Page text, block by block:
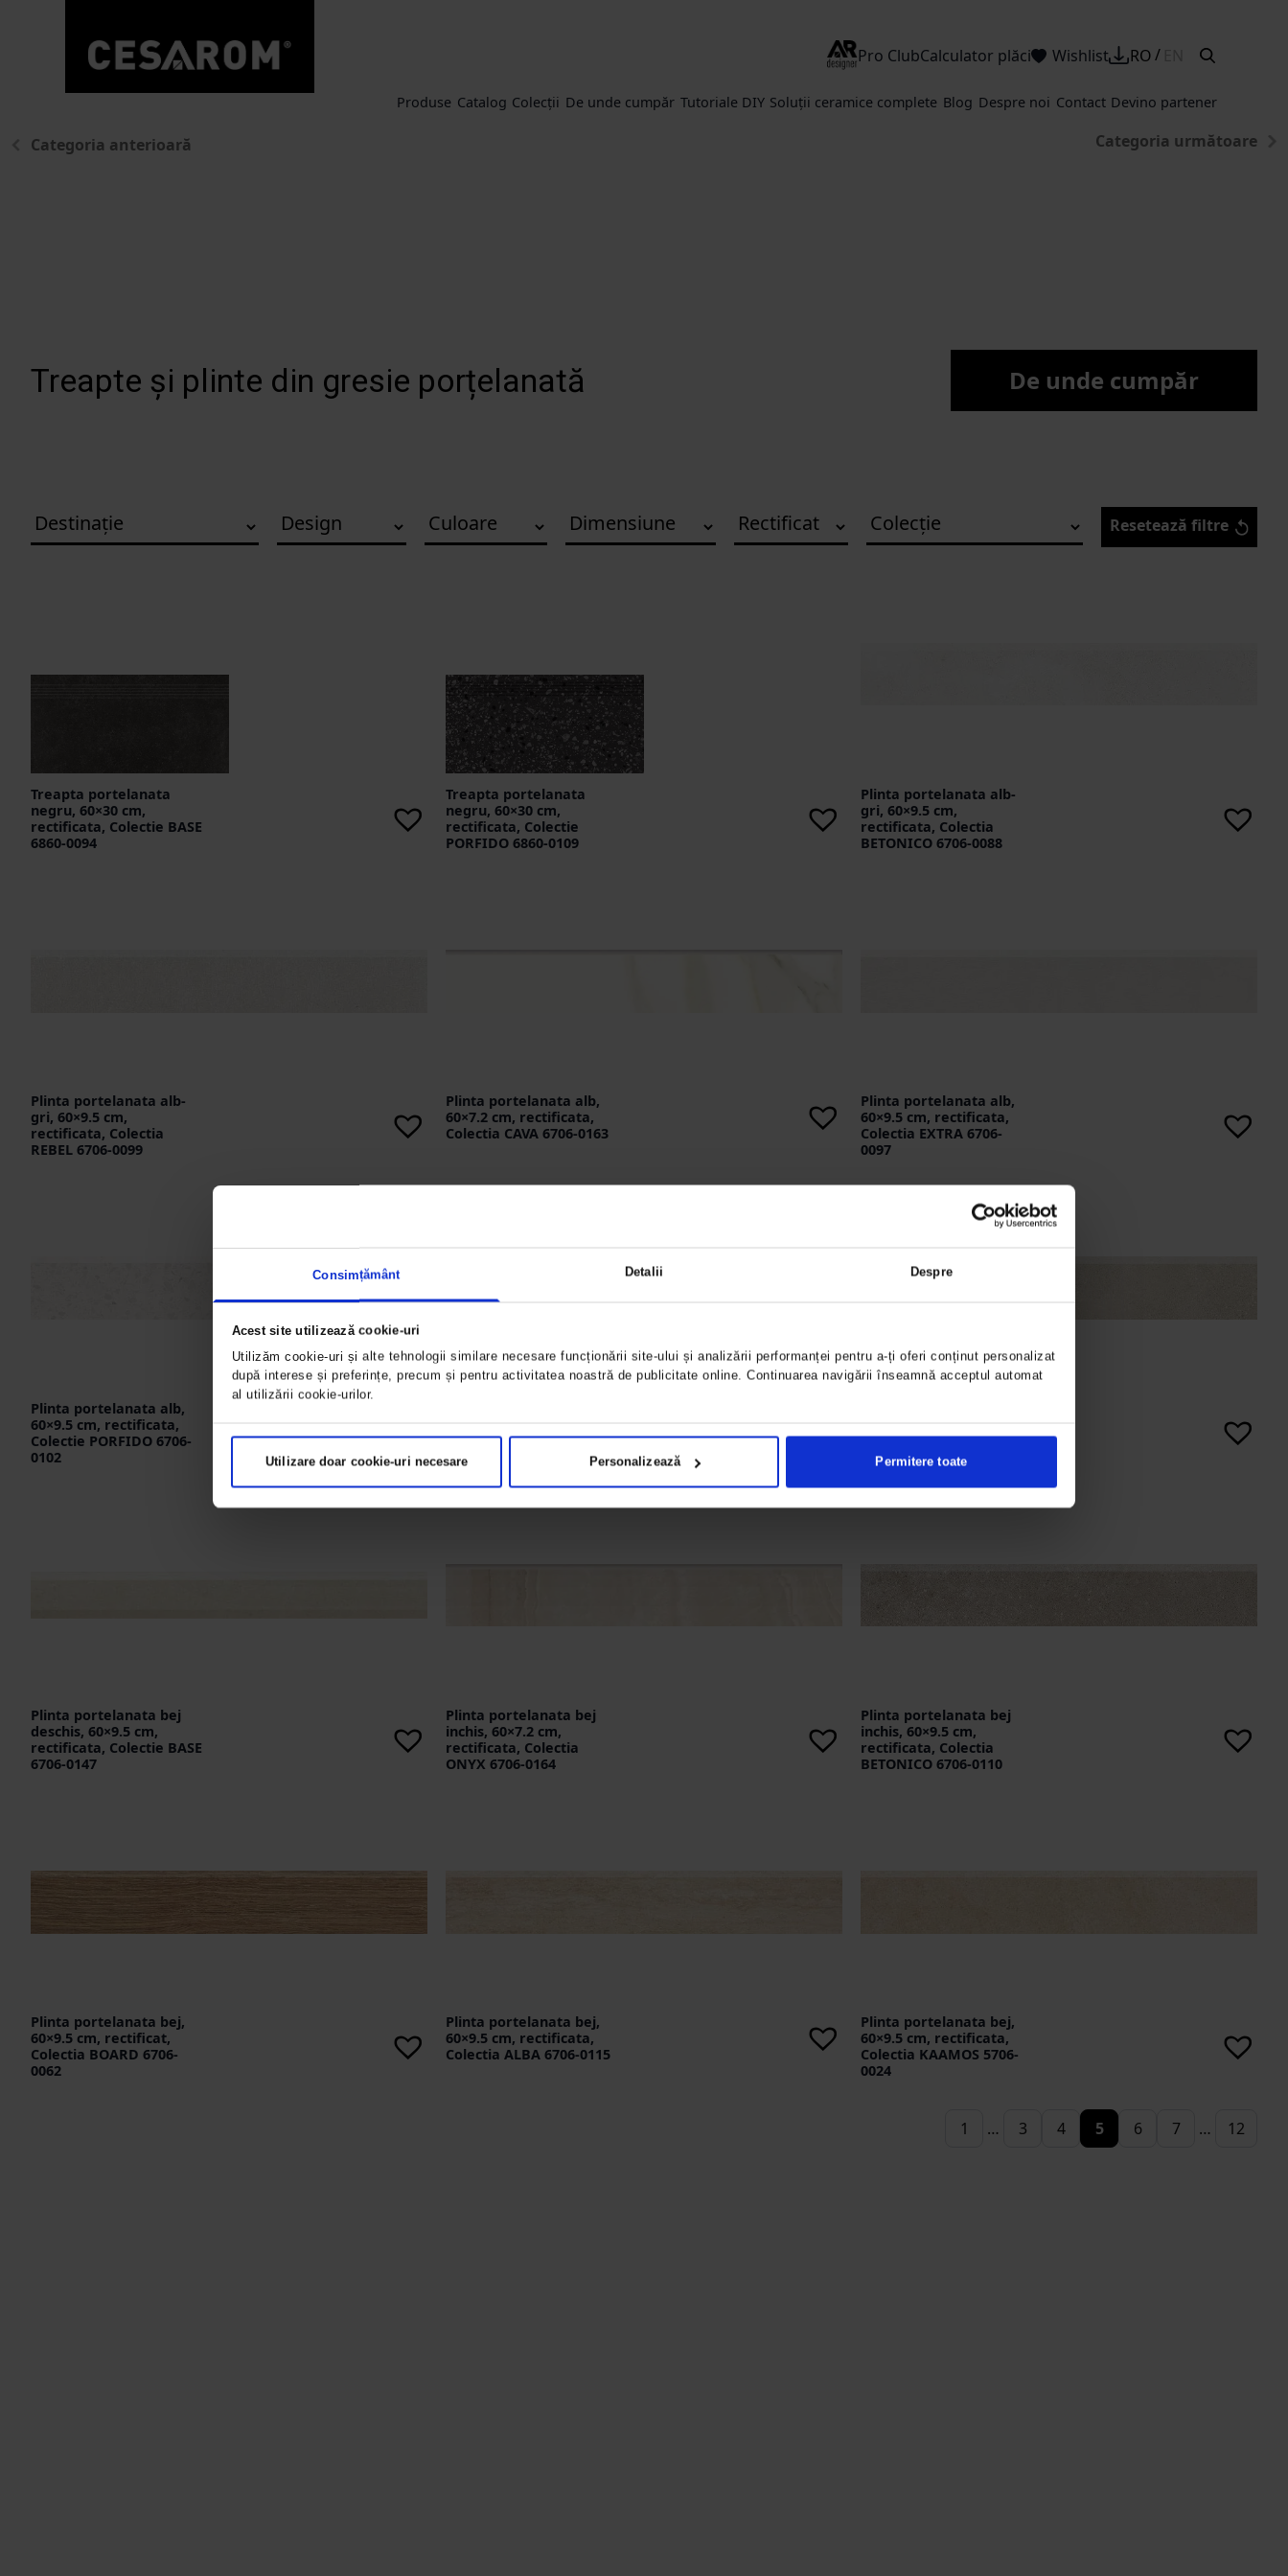
Consimțământ Detalii Despre
Acest site utilizează cookie-uri
Utilizăm cookie-uri și alte tehnologii similare necesare funcționării site-ului și analizării performanței pentru a-ți oferi conținut personalizat
după interese și preferințe, precum și pentru activitatea noastră de publicitate online. Continuarea navigării înseamnă acceptul automat
al utilizării cookie-urilor.
Utilizare doar cookie-uri necesare Personalizează Permitere toate
Pro ClubCalculator plăci Wishlist RO
Produse Catalog Colecții De unde cumpăr Tutoriale DIY Soluții ceramice complete Blog Despre noi Contact Devino partener
Categoria anterioară Categoria următoare
Treapte și plinte din gresie porțelanată De unde cumpăr
Resetează filtre
Treapta portelanata
negru, 60×30 cm,
rectificata, Colectie BASE
6860-0094
Treapta portelanata
negru, 60×30 cm,
rectificata, Colectie
PORFIDO 6860-0109
Plinta portelanata alb-
gri, 60×9.5 cm,
rectificata, Colectia
BETONICO 6706-0088
Plinta portelanata alb-
gri, 60×9.5 cm,
rectificata, Colectia
REBEL 6706-0099
Plinta portelanata alb,
60×7.2 cm, rectificata,
Colectia CAVA 6706-0163
Plinta portelanata alb,
60×9.5 cm, rectificata,
Colectia EXTRA 6706-
0097
Plinta portelanata alb,
60×9.5 cm, rectificata,
Colectie PORFIDO 6706-
0102
rectificat, Colectia
BOARD 6706-0092
rectificata, Colectia
BETONICO 6706-0071
Plinta portelanata bej
deschis, 60×9.5 cm,
rectificata, Colectie BASE
6706-0147
Plinta portelanata bej
inchis, 60×7.2 cm,
rectificata, Colectia
ONYX 6706-0164
Plinta portelanata bej
inchis, 60×9.5 cm,
rectificata, Colectia
BETONICO 6706-0110
Plinta portelanata bej,
60×9.5 cm, rectificat,
Colectia BOARD 6706-
0062
Plinta portelanata bej,
60×9.5 cm, rectificata,
Colectia ALBA 6706-0115
Plinta portelanata bej,
60×9.5 cm, rectificata,
Colectia KAAMOS 5706-
0024
1 … 3 4 5 6 7 … 12